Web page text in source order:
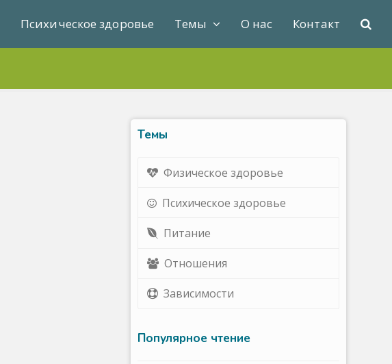
Психическое здоровье Темы О нас Контакт
Темы
Физическое здоровье
Психическое здоровье
Питание
Отношения
Зависимости
Популярное чтение